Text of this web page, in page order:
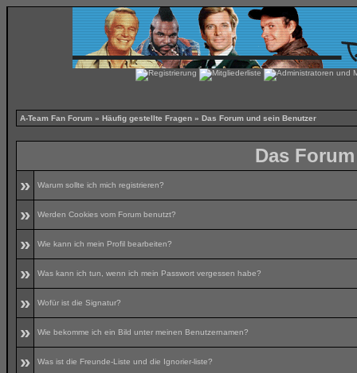
A-Team Fan Forum » Häufig gestellte Fragen » Das Forum und sein Benutzer
Das
»
Warum sollte ich mich registrieren?
» Werden Cookies vom Forum benutzt?
» Wie kann ich mein Profil bearbeiten?
» Was kann ich tun, wenn ich mein Passwort vergessen habe?
» Wofür ist die Signatur?
» Wie bekomme ich ein Bild unter meinen Benutzernamen?
» Was ist die Freunde-Liste und die Ignorier-liste?